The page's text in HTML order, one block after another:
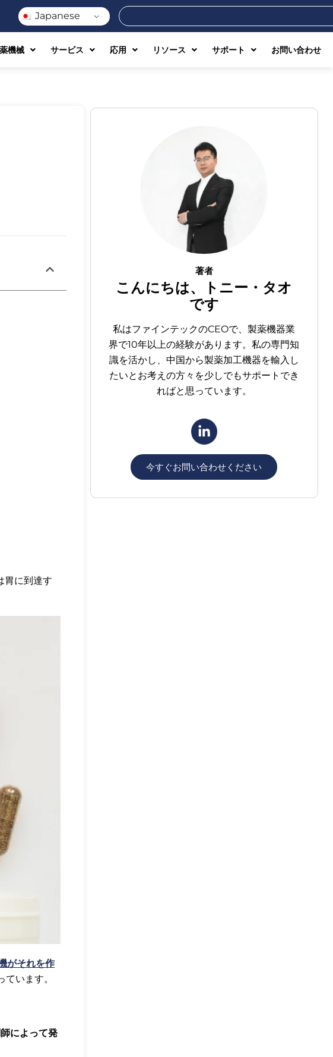
Japanese
検
索
機械 サービス 応用 リソース サポート お問い合わせ
胃に到達す
がそれを作
います。
によって発
著者
こんにちは、トニー・タオ
です
私はファインテックのCEOで、製薬機器業
界で10年以上の経験があります。私の専門知
識を活かし、中国から製薬加工機器を輸入し
たいとお考えの方々を少しでもサポートでき
ればと思っています。
今すぐお問い合わせください